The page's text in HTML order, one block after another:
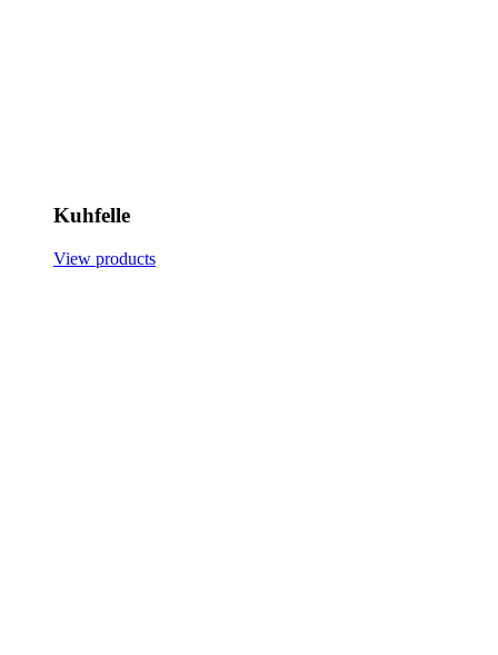
Kuhfelle
View products